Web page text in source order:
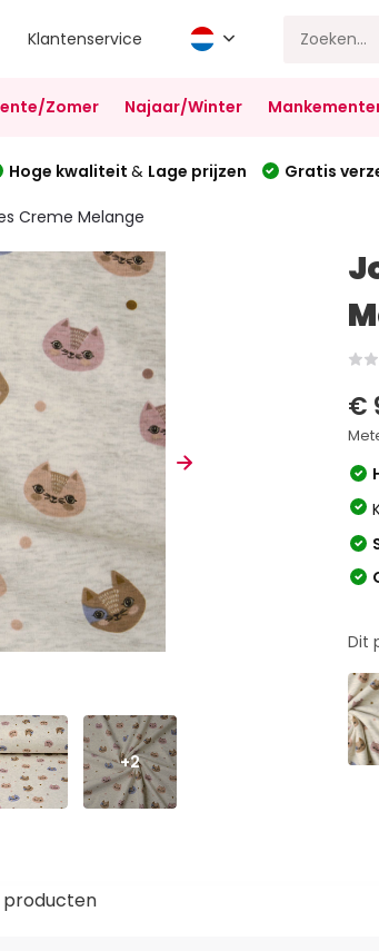
Klantenservice
Zomer Najaar/Winter
Hoge kwaliteit & Lage prijzen Gratis
Creme Melange
+2
€
Dit